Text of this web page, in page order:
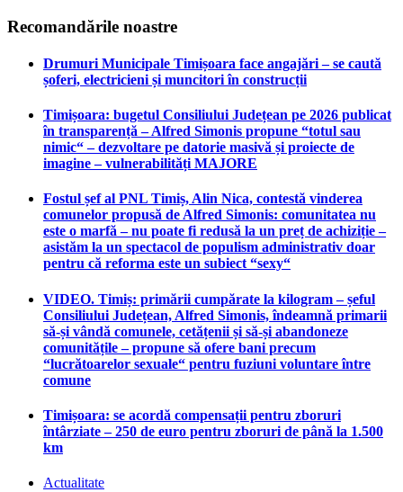
Recomandările noastre
Drumuri Municipale Timișoara face angajări – se caută
șoferi, electricieni și muncitori în construcții
Timișoara: bugetul Consiliului Județean pe 2026 publicat
în transparență – Alfred Simonis propune “totul sau
nimic“ – dezvoltare pe datorie masivă și proiecte de
imagine – vulnerabilități MAJORE
Fostul șef al PNL Timiș, Alin Nica, contestă vinderea
comunelor propusă de Alfred Simonis: comunitatea nu
este o marfă – nu poate fi redusă la un preț de achiziție –
asistăm la un spectacol de populism administrativ doar
pentru că reforma este un subiect “sexy“
VIDEO. Timiș: primării cumpărate la kilogram – șeful
Consiliului Județean, Alfred Simonis, îndeamnă primarii
să-și vândă comunele, cetățenii și să-și abandoneze
comunitățile – propune să ofere bani precum
“lucrătoarelor sexuale“ pentru fuziuni voluntare între
comune
Timișoara: se acordă compensații pentru zboruri
întârziate – 250 de euro pentru zboruri de până la 1.500
km
Actualitate